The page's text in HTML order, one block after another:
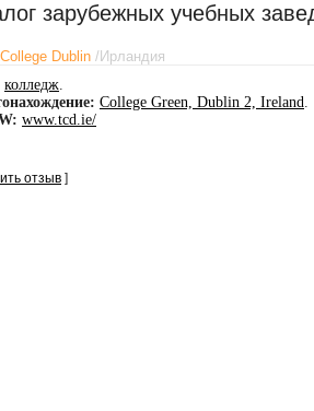
зарубежных учебных
Dublin /Ирландия
колледж.
College Green, Dublin 2, Ireland.
www.tcd.ie/
отзыв ]